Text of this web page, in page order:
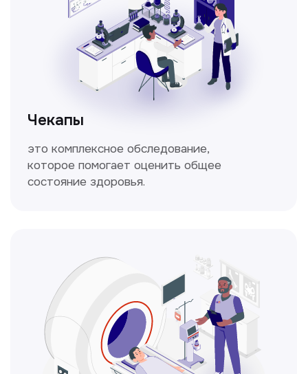
прибора — кольпоскопа.